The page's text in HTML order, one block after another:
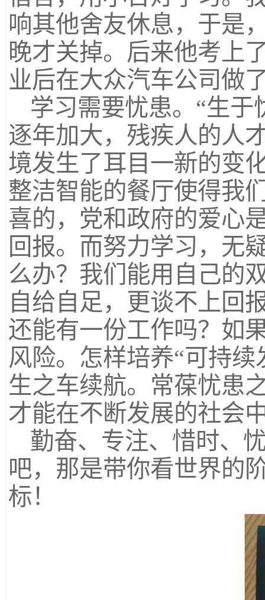
响其他舍友休息，于是
晚才关掉。后来他考上
业后在大众汽车公司做
学习需要忧患。“生
逐年加大，残疾人的人
境发生了耳目一新的变
整洁智能的餐厅使得我
喜的，党和政府的爱心
回报。而努力学习，无
么办？我们能用自己的
自给自足，更谈不上回
还能有一份工作吗？如
风险。怎样培养“可持
生之车续航。常葆忧患
才能在不断发展的社会
勤奋、专注、惜时、
吧，那是带你看世界的
标！